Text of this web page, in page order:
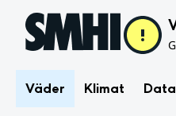
Hoppa till sidans innehåll
Väder Klimat Data